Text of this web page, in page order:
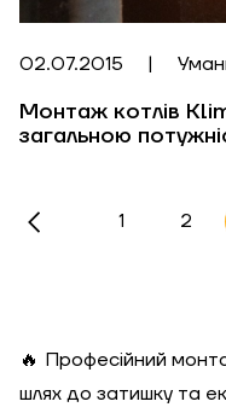
02.07.2015 |
Монтаж котлів
загальною
1 2
🔥 Професійний
шлях до затишку та